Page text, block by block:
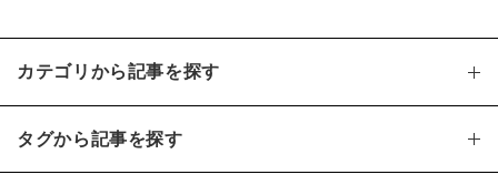
カテゴリから記事を探す
タグから記事を探す